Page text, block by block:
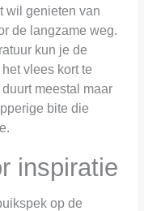
wil genieten van
de langzame weg.
kun je de
vlees kort te
meestal maar
bite die
inspiratie
op de